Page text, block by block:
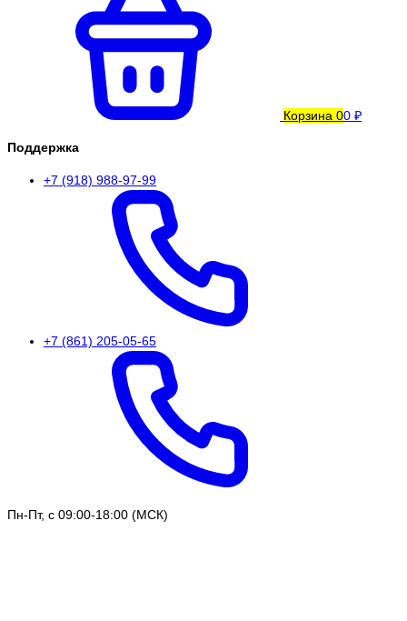
Корзина 00 ₽
Поддержка
+7 (918) 988-97-99
+7 (861) 205-05-65
Пн-Пт, с 09:00-18:00 (МСК)